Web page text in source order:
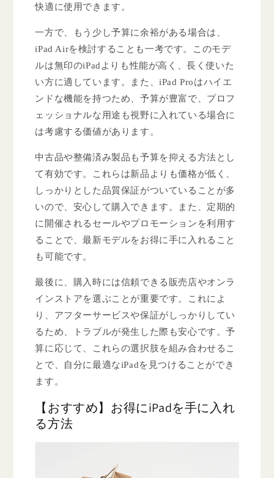
快適に使用できます。
一方で、もう少し予算に余裕がある場合は、
iPad Airを検討することも一考です。このモデ
ルは無印のiPadよりも性能が高く、長く使いた
い方に適しています。また、iPad Proはハイエ
ンドな機能を持つため、予算が豊富で、プロフ
ェッショナルな用途も視野に入れている場合に
は考慮する価値があります。
中古品や整備済み製品も予算を抑える方法とし
て有効です。これらは新品よりも価格が低く、
しっかりとした品質保証がついていることが多
いので、安心して購入できます。また、定期的
に開催されるセールやプロモーションを利用す
ることで、最新モデルをお得に手に入れること
も可能です。
最後に、購入時には信頼できる販売店やオンラ
インストアを選ぶことが重要です。これによ
り、アフターサービスや保証がしっかりしてい
るため、トラブルが発生した際も安心です。予
算に応じて、これらの選択肢を組み合わせるこ
とで、自分に最適なiPadを見つけることができ
ます。
【おすすめ】お得にiPadを手に入れ
る方法